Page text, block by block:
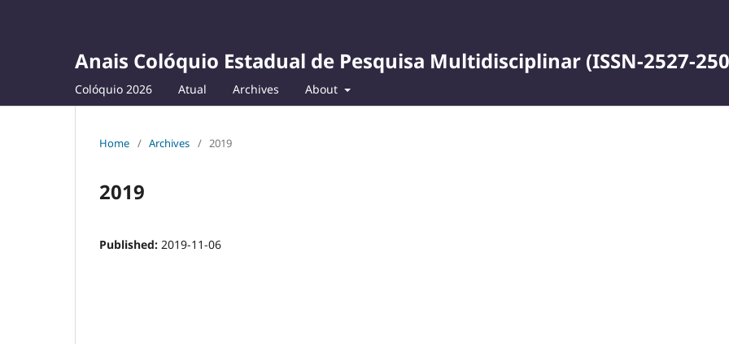
Anais Colóquio Estadual de Pesquisa Multidisciplinar (ISSN-2527-
Colóquio 2026 Atual Archives About
Home / Archives / 2019
2019
Published: 2019-11-06